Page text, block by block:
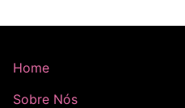
Home
Sobre Nós